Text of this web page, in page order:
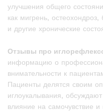
улучшения общего
как мигрень,
и другие хронические
Отзывы про
информацию о
внимательности к
Пациенты делятся своим
иглоукалывания,
влияние на самочувствие и